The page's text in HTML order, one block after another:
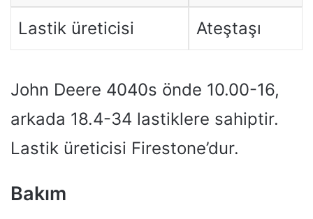
Lastik üreticisi Ateştaşı
John Deere 4040s önde 10.00-16,
arkada 18.4-34 lastiklere sahiptir.
Lastik üreticisi Firestone’dur.
Bakım